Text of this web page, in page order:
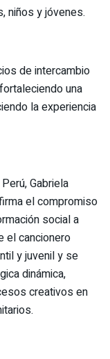
niños y jóvenes.
de intercambio
una
la experiencia
Gabriela
el compromiso
social a
el cancionero
y juvenil y se
dinámica,
creativos en